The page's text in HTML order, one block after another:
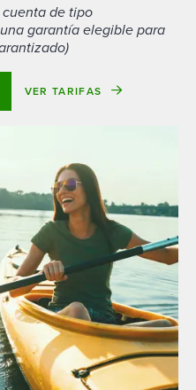
de tipo
garantía elegible para
VER TARIFAS